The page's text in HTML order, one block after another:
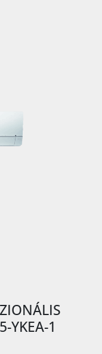
YKEA-1